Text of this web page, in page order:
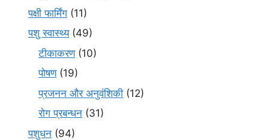
पक्षी फार्मिंग (11)
पशु स्वास्थ्य(49)
टीकाकरण(10)
पोषण(19)
प्रजनन और अनुवंशिकी (12)
रोग प्रबन्धन (31)
पशुधन (94)